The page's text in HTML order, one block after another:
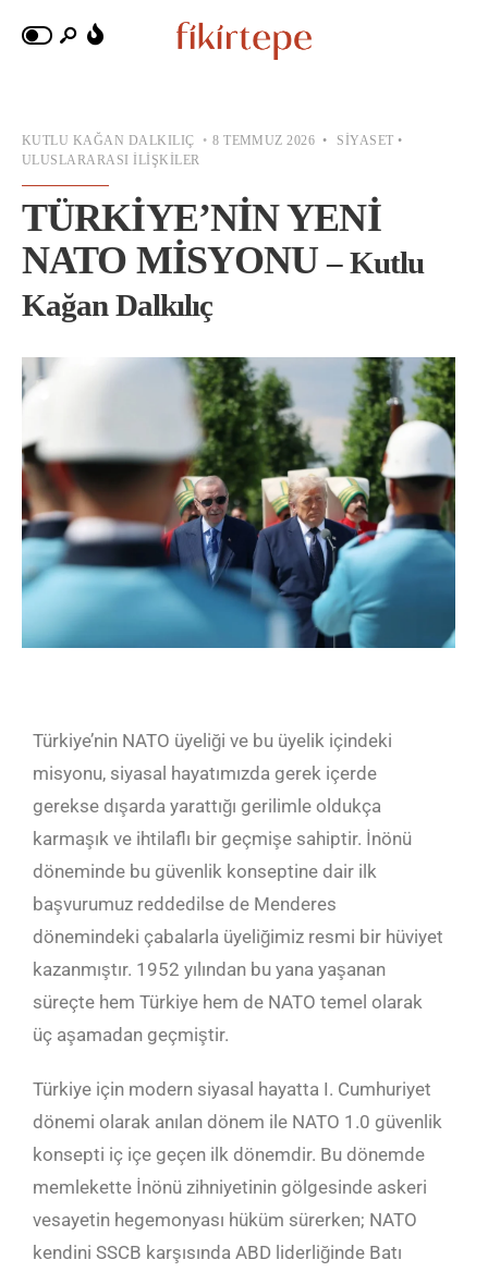
KUTLU KAĞAN DALKILIÇ • 8 TEMMUZ 2026 • SIYASET •
ULUSLARARASI İLIŞKILER
TÜRKİYE’NİN YENİ
NATO MİSYONU– Kutlu
Kağan Dalkılıç
Türkiye’nin NATO üyeliği ve bu üyelik içindeki
misyonu, siyasal hayatımızda gerek içerde
gerekse dışarda yarattığı gerilimle oldukça
karmaşık ve ihtilaflı bir geçmişe sahiptir. İnönü
döneminde bu güvenlik konseptine dair ilk
başvurumuz reddedilse de Menderes
dönemindeki çabalarla üyeliğimiz resmi bir hüviyet
kazanmıştır. 1952 yılından bu yana yaşanan
süreçte hem Türkiye hem de NATO temel olarak
üç aşamadan geçmiştir.
Türkiye için modern siyasal hayatta I. Cumhuriyet
dönemi olarak anılan dönem ile NATO 1.0 güvenlik
konsepti iç içe geçen ilk dönemdir. Bu dönemde
memlekette İnönü zihniyetinin gölgesinde askeri
vesayetin hegemonyası hüküm sürerken; NATO
kendini SSCB karşısında ABD liderliğinde Batı